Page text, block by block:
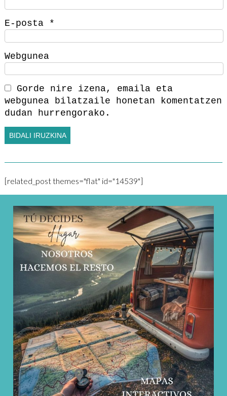
E-posta *
Webgunea
Gorde nire izena, emaila eta
webgunea bilatzaile honetan komentatzen
dudan hurrengorako.
[related_post themes="flat" id="14539"]